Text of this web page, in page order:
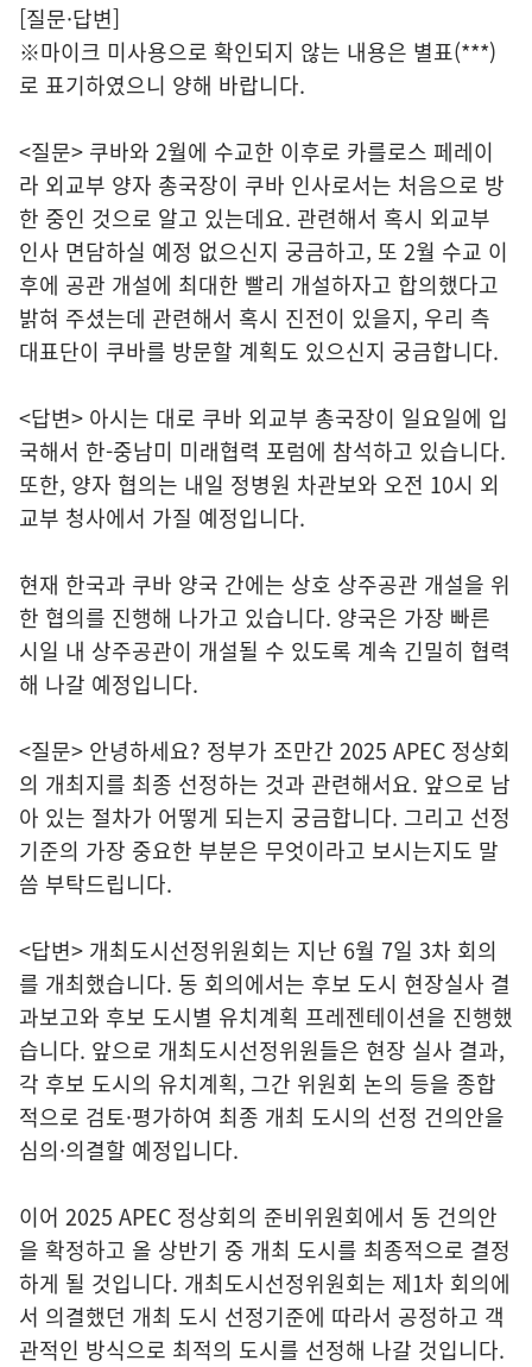
[질문·답변]
※마이크 미사용으로 확인되지 않는 내용은 별표(***)
로 표기하였으니 양해 바랍니다.
<질문> 쿠바와 2월에 수교한 이후로 카를로스 페레이
라 외교부 양자 총국장이 쿠바 인사로서는 처음으로 방
한 중인 것으로 알고 있는데요. 관련해서 혹시 외교부
인사 면담하실 예정 없으신지 궁금하고, 또 2월 수교 이
후에 공관 개설에 최대한 빨리 개설하자고 합의했다고
밝혀 주셨는데 관련해서 혹시 진전이 있을지, 우리 측
대표단이 쿠바를 방문할 계획도 있으신지 궁금합니다.
<답변> 아시는 대로 쿠바 외교부 총국장이 일요일에 입
국해서 한-중남미 미래협력 포럼에 참석하고 있습니다.
또한, 양자 협의는 내일 정병원 차관보와 오전 10시 외
교부 청사에서 가질 예정입니다.
현재 한국과 쿠바 양국 간에는 상호 상주공관 개설을 위
한 협의를 진행해 나가고 있습니다. 양국은 가장 빠른
시일 내 상주공관이 개설될 수 있도록 계속 긴밀히 협력
해 나갈 예정입니다.
<질문> 안녕하세요? 정부가 조만간 2025 APEC 정상회
의 개최지를 최종 선정하는 것과 관련해서요. 앞으로 남
아 있는 절차가 어떻게 되는지 궁금합니다. 그리고 선정
기준의 가장 중요한 부분은 무엇이라고 보시는지도 말
씀 부탁드립니다.
<답변> 개최도시선정위원회는 지난 6월 7일 3차 회의
를 개최했습니다. 동 회의에서는 후보 도시 현장실사 결
과보고와 후보 도시별 유치계획 프레젠테이션을 진행했
습니다. 앞으로 개최도시선정위원들은 현장 실사 결과,
각 후보 도시의 유치계획, 그간 위원회 논의 등을 종합
적으로 검토·평가하여 최종 개최 도시의 선정 건의안을
심의·의결할 예정입니다.
이어 2025 APEC 정상회의 준비위원회에서 동 건의안
을 확정하고 올 상반기 중 개최 도시를 최종적으로 결정
하게 될 것입니다. 개최도시선정위원회는 제1차 회의에
서 의결했던 개최 도시 선정기준에 따라서 공정하고 객
관적인 방식으로 최적의 도시를 선정해 나갈 것입니다.